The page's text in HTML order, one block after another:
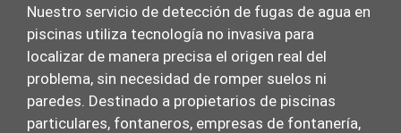
Nuestro servicio de detección de fugas de agua en
piscinas utiliza tecnología no invasiva para
localizar de manera precisa el origen real del
problema, sin necesidad de romper suelos ni
paredes. Destinado a propietarios de piscinas
particulares, fontaneros, empresas de fontanería,